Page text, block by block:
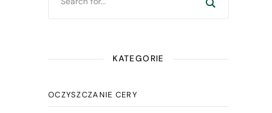
KATEGORIE
OCZYSZCZANIE CERY